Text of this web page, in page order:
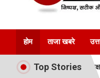
Satya
होम ताजा खबरे
Top Stories
और प्रशिक्षकों को मुख्यमंत्री